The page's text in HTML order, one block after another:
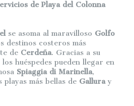
de Playa del Colonna
se asoma al maravilloso Golfo
destinos costeros más
de Cerdeña. Gracias a su
huéspedes pueden llegar en
Spiaggia di Marinella,
playas más bellas de Galluray